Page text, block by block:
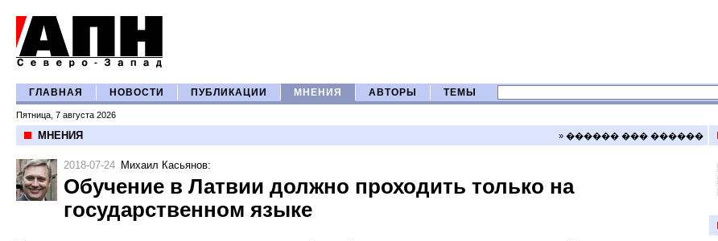
ГЛАВНАЯ НОВОСТИ ПУБЛИКАЦИИ МНЕНИЯ АВТОРЫ ТЕМЫ
Пятница, 7 августа 2026
МНЕНИЯ » ������ ��� ������
2018-07-24 Михаил Касьянов:
Обучение в Латвии должно проходить только на
государственном языке